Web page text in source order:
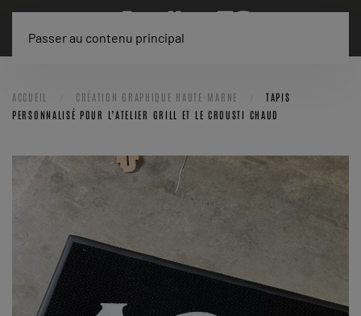
Passer au contenu principal
ACCUEIL CRÉATION GRAPHIQUE HAUTE-MARNE
TAPIS
PERSONNALISÉ POUR L’ATELIER GRILL ET LE CROUSTI CHAUD